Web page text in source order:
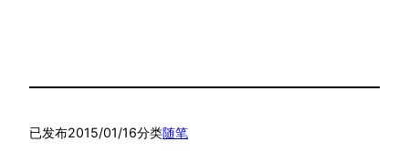
已发布2015/01/16分类随笔